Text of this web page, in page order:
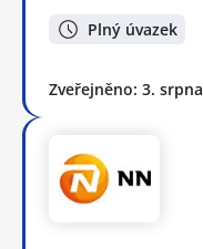
Plný úvazek
Zveřejněno: 3. srpna